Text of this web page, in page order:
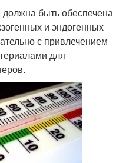
должна быть обеспечена
и эндогенных
с привлечением
для